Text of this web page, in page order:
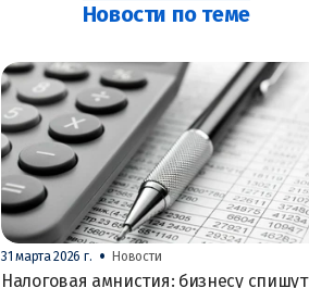
Новости по теме
31 марта 2026 г. • Новости
Налоговая амнистия: бизнесу спишут